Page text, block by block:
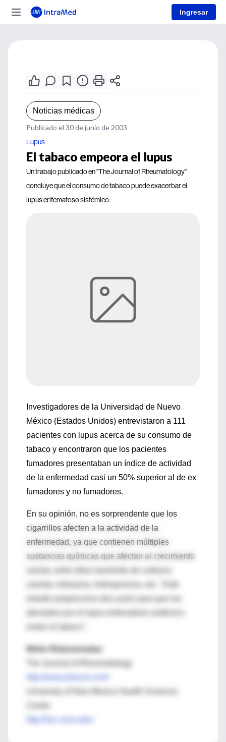
Ingresar
Noticias médicas
Publicado el 30 de junio de 2003
Lupus
El tabaco empeora el lupus
Un trabajo publicado en "The Journal of Rheumatology"
concluye que el consumo de tabaco puede exacerbar el
lupus eritematoso sistémico.
Investigadores de la Universidad de Nuevo
México (Estados Unidos) entrevistaron a 111
pacientes con lupus acerca de su consumo de
tabaco y encontraron que los pacientes
fumadores presentaban un índice de actividad
de la enfermedad casi un 50% superior al de ex
fumadores y no fumadores.
En su opinión, no es sorprendente que los
cigarrillos afecten a la actividad de la
enfermedad, ya que contienen múltiples
sustancias químicas que afectan al crecimiento
cianida, hidrazina, hidroquinona, etc. "Este
afectados por el lupus eritematoso sistémico
Webs Relacionadas
The Journal of Rheumatology